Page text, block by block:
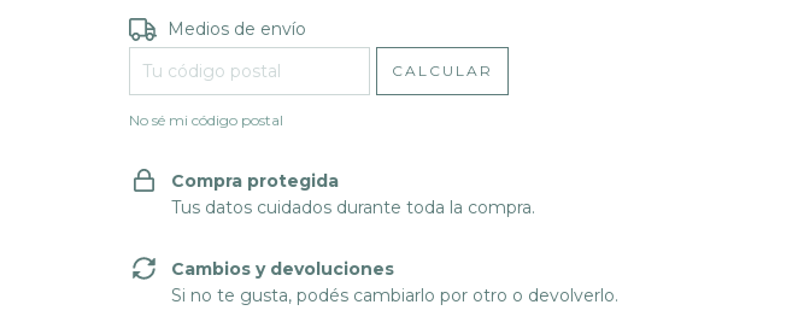
Entregas para el CP:
Medios de envío
CALCULAR
No sé mi código postal
Compra protegida
Tus datos cuidados durante toda la compra.
Cambios y devoluciones
Si no te gusta, podés cambiarlo por otro o devolverlo.